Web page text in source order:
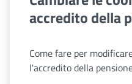
accredito della
Come fare per
l'accredito della